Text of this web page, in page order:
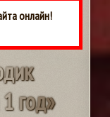
онлайн!
дик
1год»